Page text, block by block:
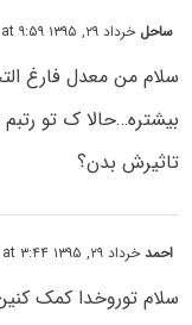
ساحل خرداد ۲۹, ۱۳۹۵ at ۹:۵۹ ب٫ظ
سلام من معدل فارغ
بیشتره…حالا ک تو
تاثیرش بدن؟
احمدخرداد ۲۹, ۱۳۹۵ at ۳:۴۴ ب٫ظ